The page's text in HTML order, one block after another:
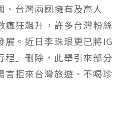
、台灣兩國擁有及高人
瘋狂飆升，許多台灣粉絲
展。近日李珠珢更已將IG
程」刪除，此舉引來部分
言拒來台灣旅遊、不喝珍